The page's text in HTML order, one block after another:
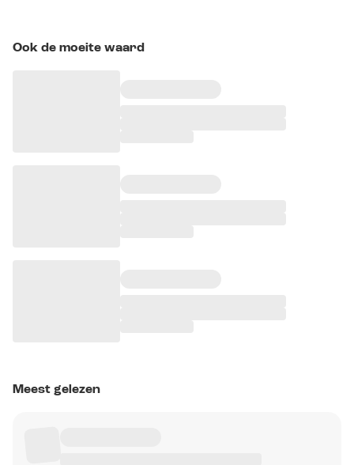
Ook de moeite waard
Meest gelezen